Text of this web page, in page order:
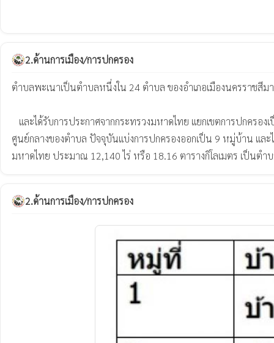
2.ด้านการเมือง/การปกครอง
ตำบลพะเนาเป็นตำบลหนึ่งใน 24 ตำบล ของอำเภอเมืองนครราชสีม
ศูนย์กลางของตำบล ปัจจุบันแบ่งการปกครองออกเป็น 9 หมู่บ้าน แ
มหาดไทย ประมาณ 12,140 ไร่ หรือ 18.16 ตารางกิโลเมตร เป็นต
2.ด้านการเมือง/การปกครอง